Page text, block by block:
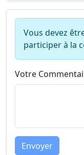
Vous devez
participer à la
Votre
Envoyer